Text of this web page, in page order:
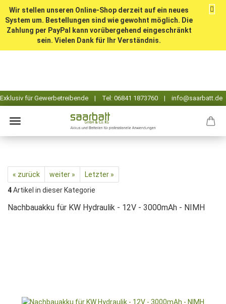
Wir stellen unseren Online-Shop derzeit auf ein neues
System um. Bestellungen sind wie gewohnt möglich. Die
Zahlung per PayPal kann vorübergehend eingeschränkt
sein. Vielen Dank für Ihr Verständnis.
« zurück weiter »
Letzter »
4Artikel in dieser Kategorie
Nachbauakku für KW Hydraulik - 12V - 3000mAh - NIMH